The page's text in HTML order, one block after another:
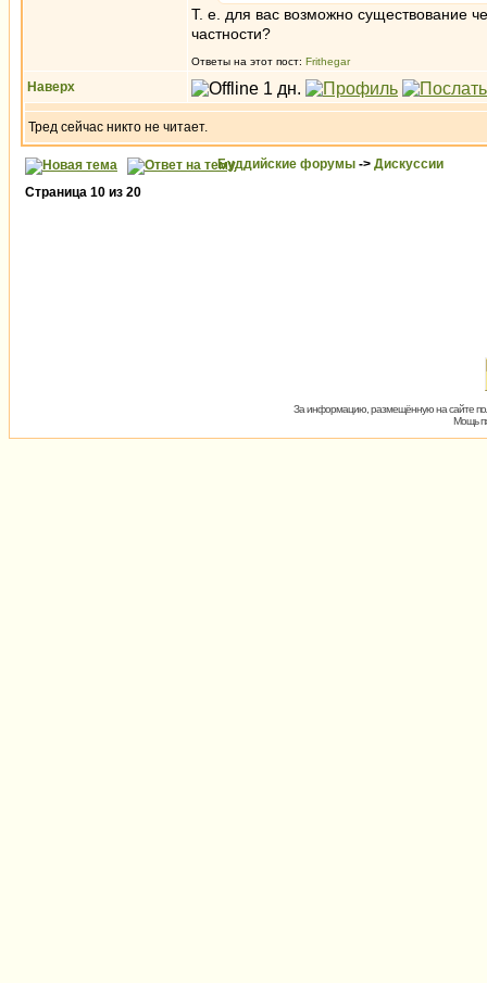
Т. е. для вас возможно существование
частности?
Ответы на этот пост: Frithegar
Наверх
Тред сейчас никто не читает.
Буддийские форумы -> Дискуссии
Страница 10 из 20
За информацию, размещённую на сайте
Мощь